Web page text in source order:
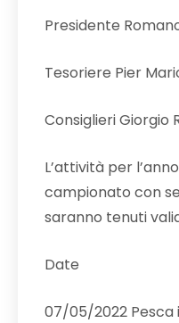
Presidente
Tesoriere Pier
Consiglieri Giorgio
L’attività per
campionato con
saranno tenuti
Date
07/05/2022 Pesca